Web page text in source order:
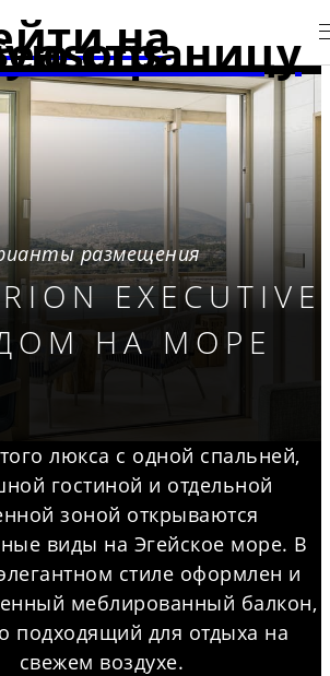
на
Four Seasons
размещения
EXECUTIVE
НА МОРЕ
люкса с одной спальней,
гостиной и отдельной
зоной открываются
виды на Эгейское море. В
стиле оформлен и
меблированный балкон,
подходящий для отдыха на
свежем воздухе.